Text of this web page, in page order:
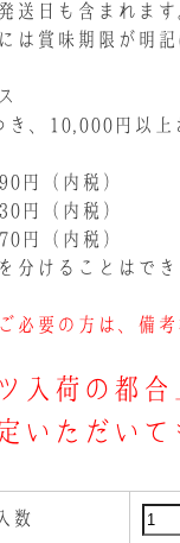
送日も含まれま
は賞味期限が明
き、10,000円以上
（内税）
（内税）
（内税）
分けることはで
必要の方は、備考
入荷の都合
いただい
数